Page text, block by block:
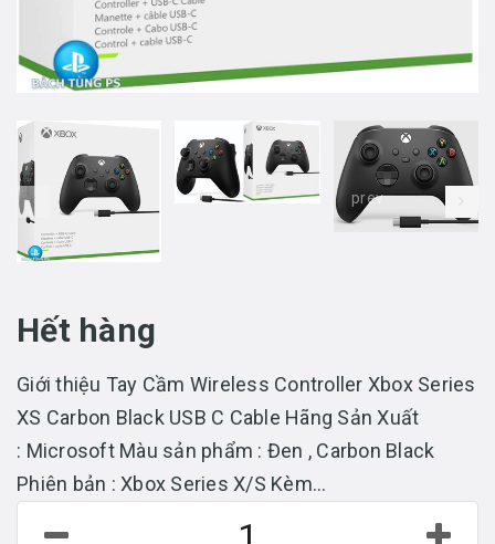
prev
Hết hàng
Giới thiệu Tay Cầm Wireless Controller Xbox Series
XS Carbon Black USB C Cable Hãng Sản Xuất
: Microsoft Màu sản phẩm : Đen , Carbon Black
Phiên bản : Xbox Series X/S Kèm...